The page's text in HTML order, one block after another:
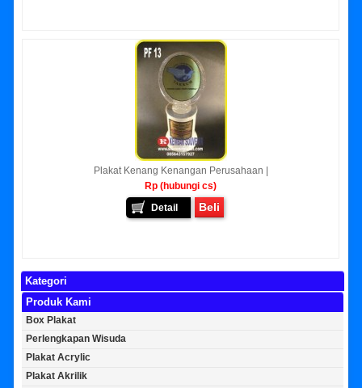
Plakat Kenang Kenangan Perusahaan |
Rp (hubungi cs)
Detail
Beli
Kategori
Produk Kami
Box Plakat
Perlengkapan Wisuda
Plakat Acrylic
Plakat Akrilik